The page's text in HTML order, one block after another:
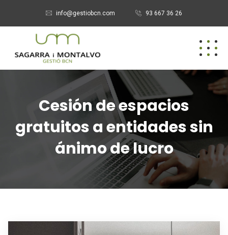
info@gestiobcn.com 93 667 36 26
Cesión de espacios
gratuitos a entidades sin
ánimo de lucro